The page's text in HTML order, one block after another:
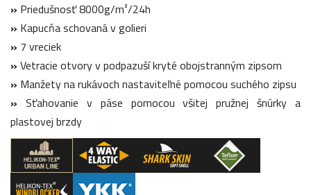
» Priedušnosť 8000g/m²/24h
» Kapucňa schovaná v golieri
» 7 vreciek
» Vetracie otvory v podpazuší kryté obojstranným zipsom
» Manžety na rukávoch nastaviteľné pomocou suchého zipsu
» Sťahovanie v páse pomocou všitej pružnej šnúrky a
plastovej brzdy